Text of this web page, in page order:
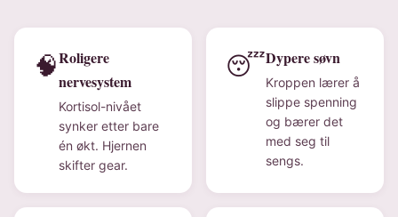
🧠Roligere
nervesystem
Kortisol-nivået
synker etter bare
én økt. Hjernen
skifter gear.
😴Dypere søvn
Kroppen lærer å
slippe spenning
og bærer det
med seg til
sengs.